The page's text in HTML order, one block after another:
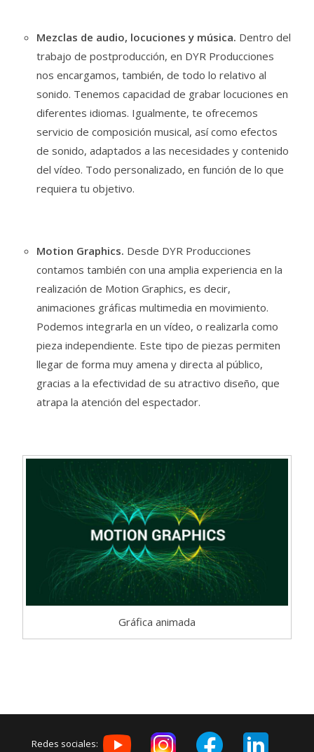
Mezclas de audio, locuciones y música. Dentro del
trabajo de postproducción, en DYR Producciones
nos encargamos, también, de todo lo relativo al
sonido. Tenemos capacidad de grabar locuciones en
diferentes idiomas. Igualmente, te ofrecemos
servicio de composición musical, así como efectos
de sonido, adaptados a las necesidades y contenido
del vídeo. Todo personalizado, en función de lo que
requiera tu objetivo.
Motion Graphics. Desde DYR Producciones
contamos también con una amplia experiencia en la
realización de Motion Graphics, es decir,
animaciones gráficas multimedia en movimiento.
Podemos integrarla en un vídeo, o realizarla como
pieza independiente. Este tipo de piezas permiten
llegar de forma muy amena y directa al público,
gracias a la efectividad de su atractivo diseño, que
atrapa la atención del espectador.
Gráfica animada
Redes sociales: